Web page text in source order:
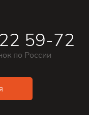
59-72
по России